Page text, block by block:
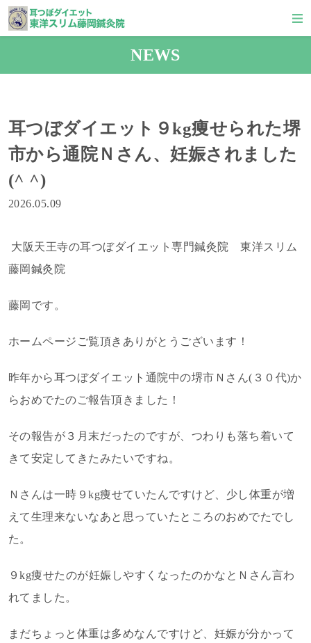
NEWS
耳つぼダイエット９kg痩せられた堺
市から通院Ｎさん、妊娠されました
(^ ^)
2026.05.09
大阪天王寺の耳つぼダイエット専門鍼灸院 東洋スリム
藤岡鍼灸院
藤岡です。
ホームページご覧頂きありがとうございます！
昨年から耳つぼダイエット通院中の堺市Ｎさん(３０代)か
らおめでたのご報告頂きました！
その報告が３月末だったのですが、つわりも落ち着いて
きて安定してきたみたいですね。
Ｎさんは一時９kg痩せていたんですけど、少し体重が増
えて生理来ないなあと思っていたところのおめでたでし
た。
９kg痩せたのが妊娠しやすくなったのかなとＮさん言わ
れてました。
まだちょっと体重は多めなんですけど、妊娠が分かって